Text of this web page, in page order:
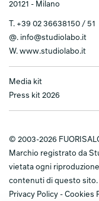
20121 - Milano
T. +39 02 36638150 / 51
@. info@studiolabo.it
W. www.studiolabo.it
Media kit
Press kit 2026
© 2003-2026
Marchio registrato da
vietata ogni
contenuti di questo sito.
Privacy Policy - Cookies